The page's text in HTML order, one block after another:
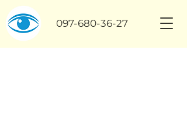
097-680-36-27